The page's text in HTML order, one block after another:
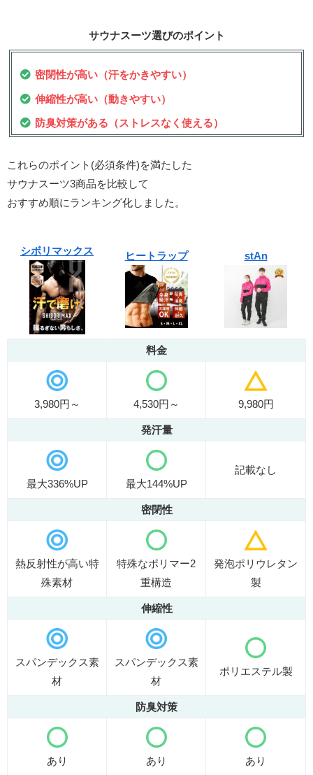
サウナスーツ選びのポイント
密閉性が高い（汗をかきやすい）
伸縮性が高い （動きやすい）
防臭対策がある （ストレスなく使える）
これらのポイント(必須条件)を満たした
サウナスーツ3商品を比較して
おすすめ順にランキング化しました。
シボリマックス ヒートラップ stAn
料金
3,980円～ 4,530円～ 9,980円
発汗量
最大336%UP 最大144%UP
記載なし
密閉性
熱反射性が高い特
殊素材
特殊なポリマー2
重構造
発泡ポリウレタン
製
伸縮性
スパンデックス素
材
スパンデックス素
材
ポリエステル製
防臭対策
あり あり あり